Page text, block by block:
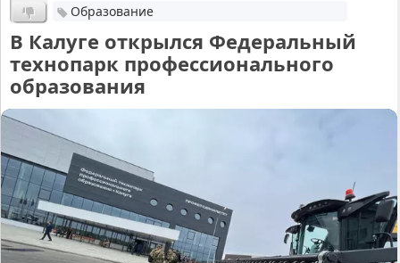
Образование
В Калуге открылся Федеральный
технопарк профессионального
образования